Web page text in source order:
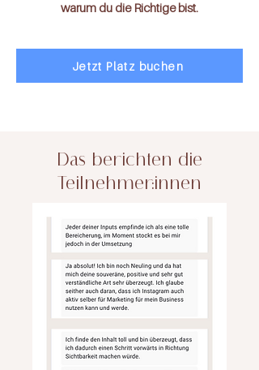
warum du die Richtige bist.
Jetzt Platz buchen
Das berichten die
Teilnehmer:innen